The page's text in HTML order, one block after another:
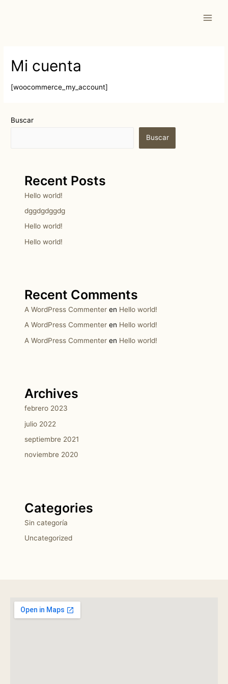
Mi cuenta
[woocommerce_my_account]
Buscar
Buscar
Recent Posts
Hello world!
dggdgdggdg
Hello world!
Hello world!
Recent Comments
A WordPress Commenter en Hello world!
A WordPress Commenter en Hello world!
A WordPress Commenter en Hello world!
Archives
febrero 2023
julio 2022
septiembre 2021
noviembre 2020
Categories
Sin categoría
Uncategorized